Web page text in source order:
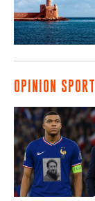
OPINION SPORT